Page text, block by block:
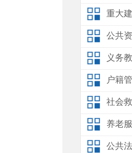
重大
公共
义务
户籍
社会
养老
公共